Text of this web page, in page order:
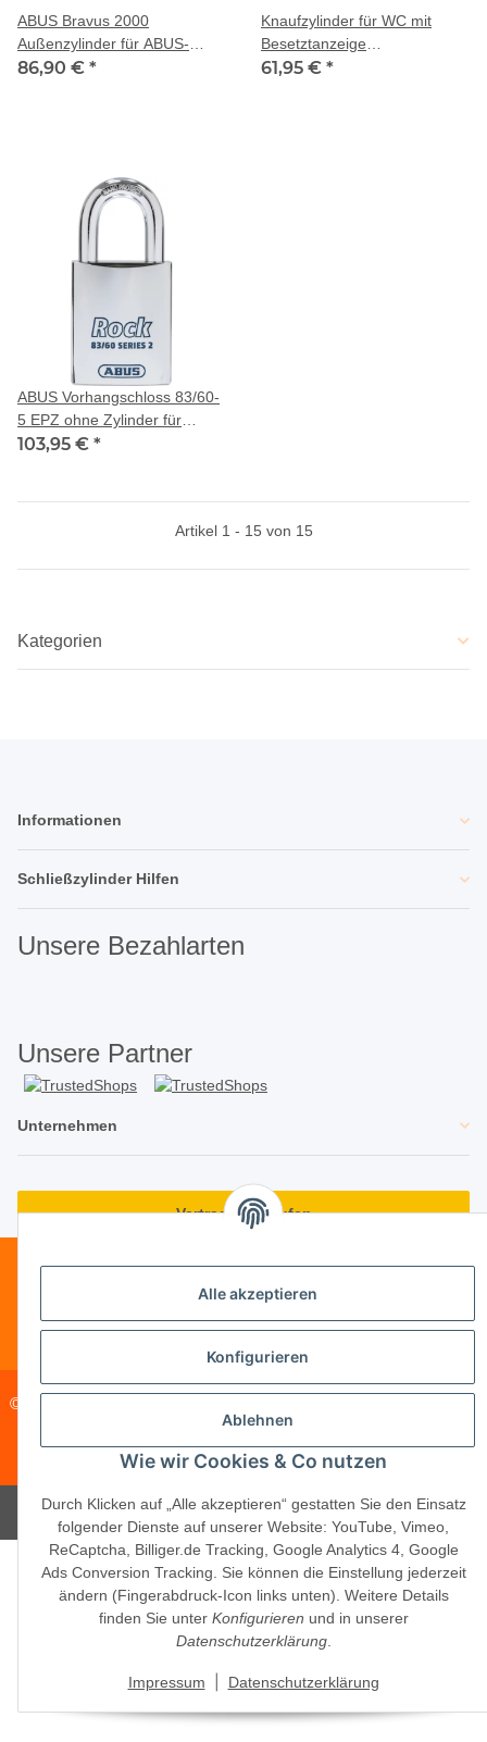
ABUS Bravus 2000
Außenzylinder für ABUS-
Kastenschloss Serie 70XX je
86,90 € *
Knaufzylinder für WC mit
Besetztanzeige
(360°Drehweg)
61,95 € *
ABUS Vorhangschloss 83/60-
5 EPZ ohne Zylinder für
Halbzylinder
103,95 € *
Artikel 1 - 15 von 15
Kategorien
Informationen
Schließzylinder Hilfen
Unsere Bezahlarten
Unsere Partner
Unternehmen
Vertrag widerrufen
Telefonische Beratung?
83817-16
© 2026 ·
shop@schliesszylinder-shop.com
shop.com
Powered byJTL-Shop
Alle akzeptieren
Konfigurieren
Ablehnen
Wie wir Cookies & Co nutzen
Durch Klicken auf „Alle akzeptieren“ gestatten Sie den Einsatz
folgender Dienste auf unserer Website: YouTube, Vimeo,
ReCaptcha, Billiger.de Tracking, Google Analytics 4, Google
Ads Conversion Tracking. Sie können die Einstellung jederzeit
ändern (Fingerabdruck-Icon links unten). Weitere Details
finden Sie unter Konfigurieren und in unserer
Datenschutzerklärung.
Impressum Datenschutzerklärung